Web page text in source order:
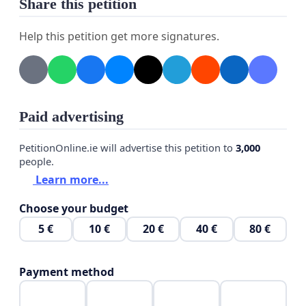
Wir freuen uns über jede einzelne Unterschrift
Der nächste Schritt besteht darin, sich an einen
Anwalt oder eine Anwaltskanzlei zu wenden
Bitte kontaktieren Sie uns, wenn Sie
möchten
Vielen Dank für Ihre Unterstützung
حمایت کنندگان و خوانندگان گرامی
Share this petition
Help this petition get more signatures.
Paid advertising
PetitionOnline.ie will advertise this petition to 3,000
people.
Learn more...
Choose your budget
5 €
10 € 20 € 40 € 80 €
Payment method